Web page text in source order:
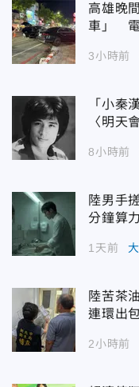
高雄晚
車」 電
3小時前
「小秦
〈明天
8小時前
陸男手
分鐘算
1天前
陸苦茶
連環出
2小時前